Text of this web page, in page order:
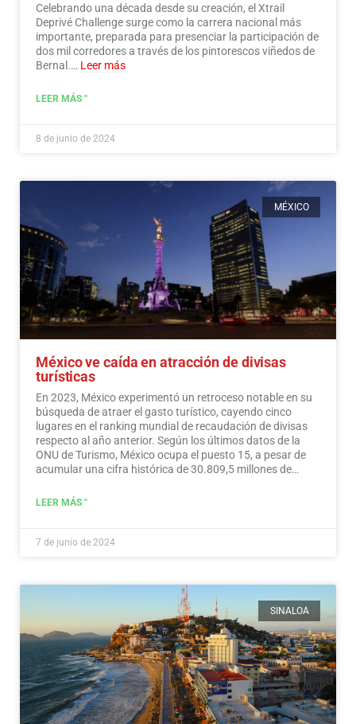
Celebrando una década desde su creación, el Xtrail
Deprivé Challenge surge como la carrera nacional más
importante, preparada para presenciar la participación de
dos mil corredores a través de los pintorescos viñedos de
Bernal.… Leer más
LEER MÁS "
8 de junio de 2024
MÉXICO
México ve caída en atracción de divisas
turísticas
En 2023, México experimentó un retroceso notable en su
búsqueda de atraer el gasto turístico, cayendo cinco
lugares en el ranking mundial de recaudación de divisas
respecto al año anterior. Según los últimos datos de la
ONU de Turismo, México ocupa el puesto 15, a pesar de
acumular una cifra histórica de 30.809,5 millones de
LEER MÁS "
7 de junio de 2024
SINALOA